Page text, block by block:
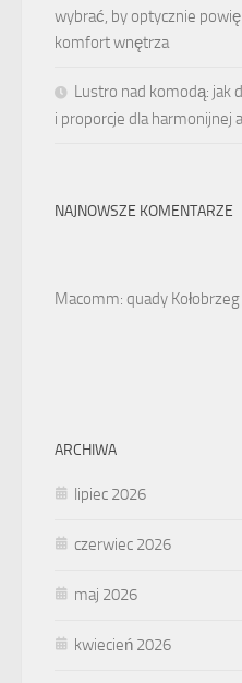
wybrać, by optycznie
komfort wnętrza
Lustro nad komodą: jak
i proporcje dla harmonijnej
NAJNOWSZE KOMENTARZE
Macomm: quady Kołobrzeg
ARCHIWA
lipiec 2026
czerwiec 2026
maj 2026
kwiecień 2026